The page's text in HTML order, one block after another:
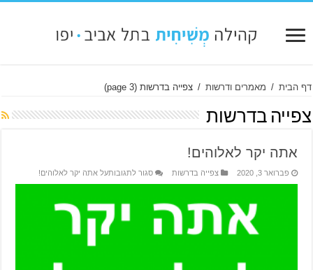
דף הבית / מאמרים ודרשות / צפייה בדרשות (page 3)
צפייה בדרשות
אתה יקר לאלוהים!
פברואר 3, 2020 צפייה בדרשות סגור לתגובותעל אתה יקר לאלוהים!